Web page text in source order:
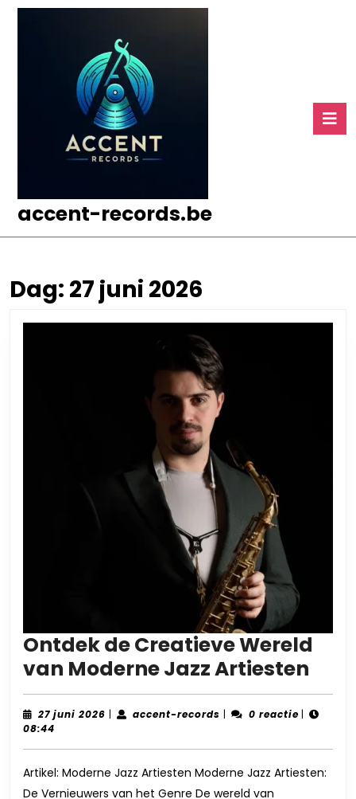
accent-records.be
Dag: 27 juni 2026
Ontdek de Creatieve Wereld
van Moderne Jazz Artiesten
de
van
27 juni 2026 27| accent-records accent-
| 0 reactie |
08:44
Artikel: Moderne Jazz Artiesten Moderne Jazz Artiesten:
De Vernieuwers van het Genre De wereld van